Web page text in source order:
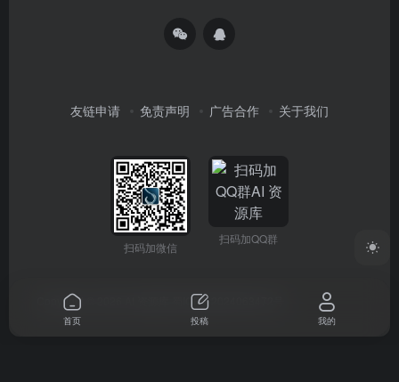
友链申请 免责声明 广告合作 关于我们
扫码加微信
扫码加QQ群
Copyright © 2026 蜀ICP备2024063472号
首页 投稿 我的